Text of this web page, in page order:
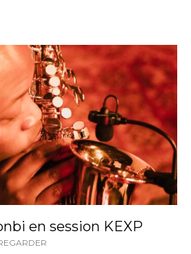
en session KEXP